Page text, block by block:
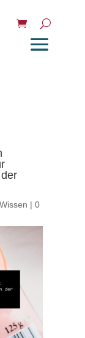
Wissen | 0